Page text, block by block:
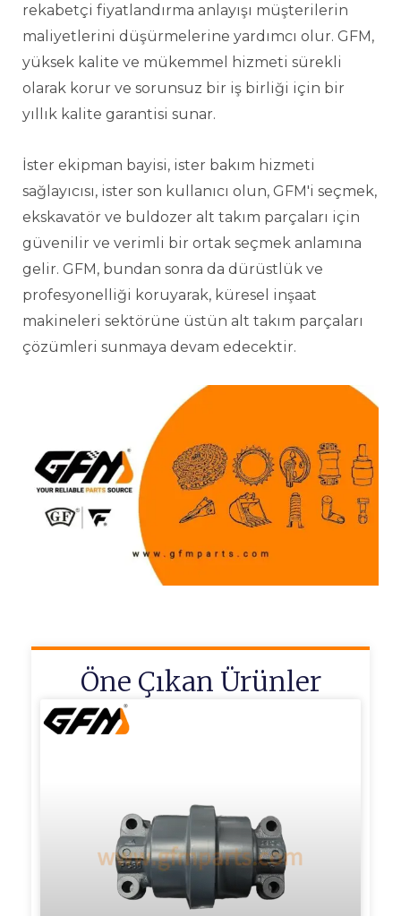
rekabetçi fiyatlandırma anlayışı müşterilerin
maliyetlerini düşürmelerine yardımcı olur. GFM,
yüksek kalite ve mükemmel hizmeti sürekli
olarak korur ve sorunsuz bir iş birliği için bir
yıllık kalite garantisi sunar.
İster ekipman bayisi, ister bakım hizmeti
sağlayıcısı, ister son kullanıcı olun, GFM'i seçmek,
ekskavatör ve buldozer alt takım parçaları için
güvenilir ve verimli bir ortak seçmek anlamına
gelir. GFM, bundan sonra da dürüstlük ve
profesyonelliği koruyarak, küresel inşaat
makineleri sektörüne üstün alt takım parçaları
çözümleri sunmaya devam edecektir.
Öne Çıkan Ürünler